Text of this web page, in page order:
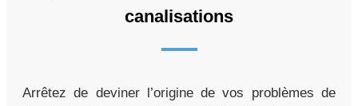
canalisations
Arrêtez de deviner l’origine de vos problèmes de